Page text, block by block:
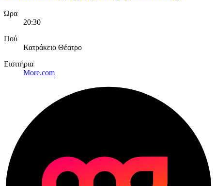
Ώρα
20:30
Πού
Κατράκειο Θέατρο
Εισιτήρια
More.com